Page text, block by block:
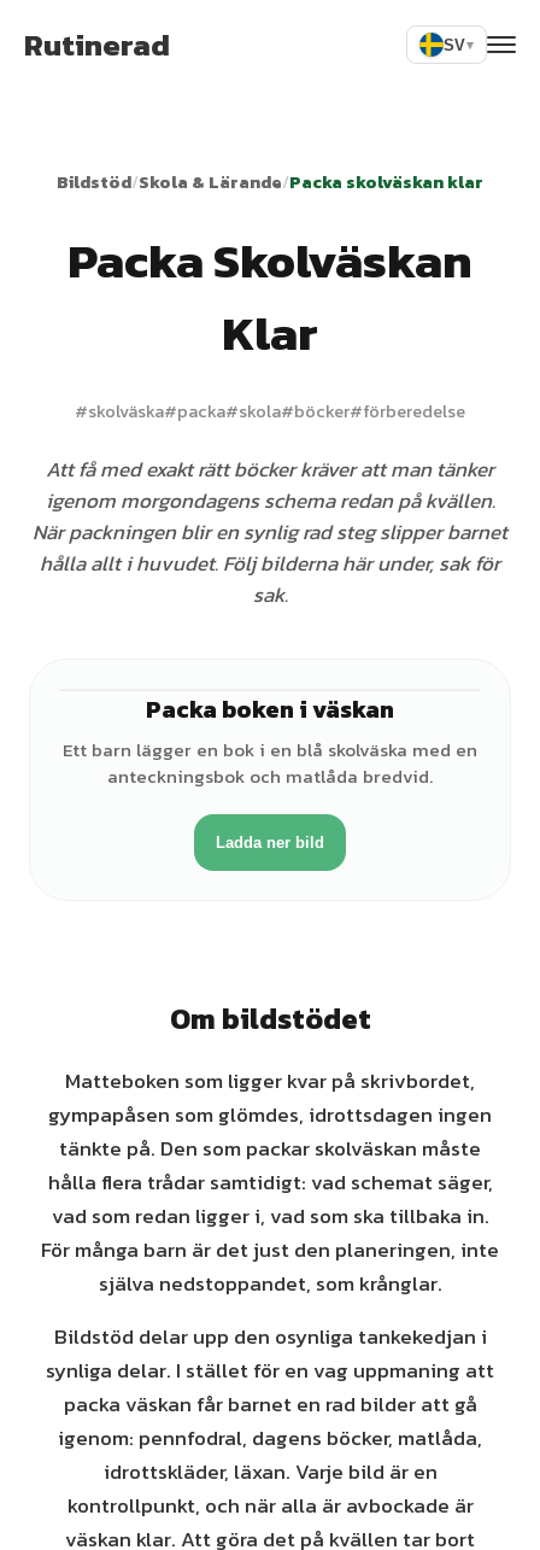
Rutinerad SV▾
Bildstöd/Skola & Lärande/Packa skolväskan klar
Packa Skolväskan
Klar
#skolväska#packa#skola#böcker#förberedelse
Att få med exakt rätt böcker kräver att man tänker
igenom morgondagens schema redan på kvällen.
När packningen blir en synlig rad steg slipper barnet
hålla allt i huvudet. Följ bilderna här under, sak för
sak.
Packa boken i väskan
Ett barn lägger en bok i en blå skolväska med en
anteckningsbok och matlåda bredvid.
Ladda ner bild
Om bildstödet
Matteboken som ligger kvar på skrivbordet,
gympapåsen som glömdes, idrottsdagen ingen
tänkte på. Den som packar skolväskan måste
hålla flera trådar samtidigt: vad schemat säger,
vad som redan ligger i, vad som ska tillbaka in.
För många barn är det just den planeringen, inte
själva nedstoppandet, som krånglar.
Bildstöd delar upp den osynliga tankekedjan i
synliga delar. I stället för en vag uppmaning att
packa väskan får barnet en rad bilder att gå
igenom: pennfodral, dagens böcker, matlåda,
idrottskläder, läxan. Varje bild är en
kontrollpunkt, och när alla är avbockade är
väskan klar. Att göra det på kvällen tar bort